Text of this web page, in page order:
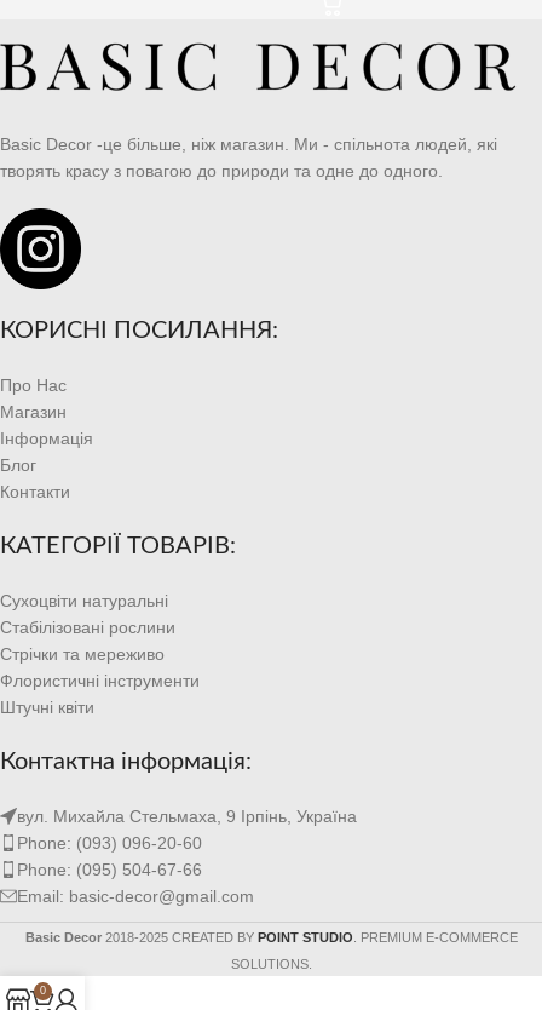
Basic Decor -це більше, ніж магазин. Ми - спільнота людей, які
творять красу з повагою до природи та одне до одного.
КОРИСНІ ПОСИЛАННЯ:
Про Нас
Магазин
Інформація
Блог
Контакти
КАТЕГОРІЇ ТОВАРІВ:
Сухоцвіти натуральні
Стабілізовані рослини
Стрічки та мереживо
Флористичні інструменти
Штучні квіти
Контактна інформація:
вул. Михайла Стельмаха, 9 Ірпінь, Україна
Phone: (093) 096-20-60
Phone: (095) 504-67-66
Email: basic-decor@gmail.com
Basic Decor 2018-2025 CREATED BY POINT STUDIO . PREMIUM E-COMMERCE
SOLUTIONS.
0